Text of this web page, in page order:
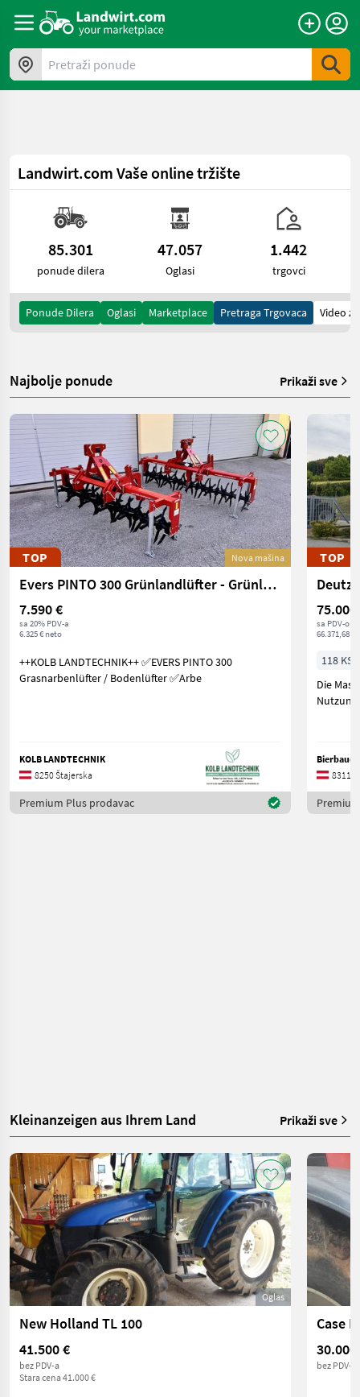
a11y.skipToContent
Pretraži ponude
Landwirt.com Vaše online tržište
85.301
ponude dilera
47.057
Oglasi
1.442
trgovci
Ponude Dilera Oglasi Marketplace Pretraga Trgovaca Video
Najbolje ponude Prikaži sve
TOP Nova mašina
Evers PINTO 300 Grünlandlüfter - Grünlandlockerer - Gr
7.590 €
sa 20% PDV-a
6.325 € neto
++KOLB LANDTECHNIK++ ✅EVERS PINTO 300
Grasnarbenlüfter / Bodenlüfter ✅Arbe
KOLB LANDTECHNIK
8250 Štajerska
Premium Plus prodavac
TOP
Deutz
75.000
sa PDV-om
66.371,68 €
118 KS/
Die
Bierbauer
8311
Kleinanzeigen aus Ihrem Land Prikaži sve
Oglas
New Holland TL 100
41.500 €
bez PDV-a
Stara cena 41.000 €
Case
30.000
bez PDV-a